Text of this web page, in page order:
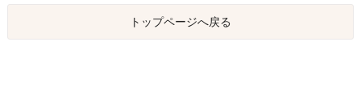
トップページへ戻る